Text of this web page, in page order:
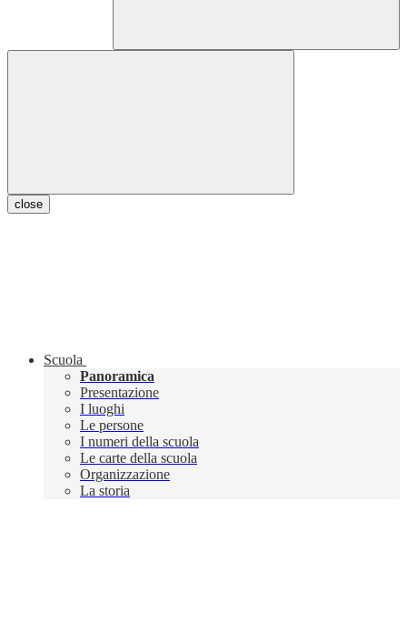
close
Scuola
Panoramica
Presentazione
I luoghi
Le persone
I numeri della scuola
Le carte della scuola
Organizzazione
La storia